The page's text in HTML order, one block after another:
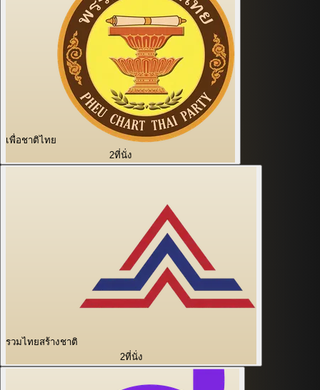
เพื่อชาติไทย
2ที่นั่ง
รวมไทยสร้างชาติ
2ที่นั่ง